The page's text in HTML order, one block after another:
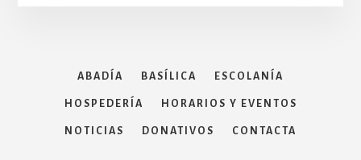
ABADÍA BASÍLICA ESCOLANÍA
HOSPEDERÍA HORARIOS Y EVENTOS
NOTICIAS DONATIVOS CONTACTA